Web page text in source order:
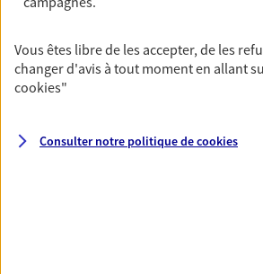
fructifier votre épargne. Laquelle
objectifs ? Rien ne remplace les
Assurance vie, PER, Livret… Faisons le
Optimiser la gestion
Vous êtes libre de les accepter, de les
changer d'avis à tout moment en allant
cookies"
Consulter notre politique decookies